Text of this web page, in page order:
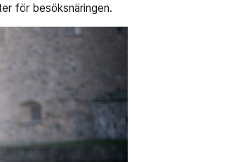
för besöksnäringen.